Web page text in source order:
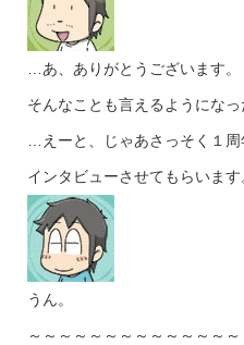
…あ、ありがとうございます。
そんなことも言えるようになっ
…えーと、じゃあさっそく１周
インタビューさせてもらいます
うん。
～～～～～～～～～～～～～～